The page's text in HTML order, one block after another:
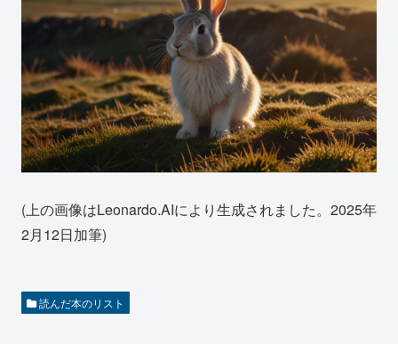
(上の画像はLeonardo.AIにより生成されました。2025年
2月12日加筆)
読んだ本のリスト